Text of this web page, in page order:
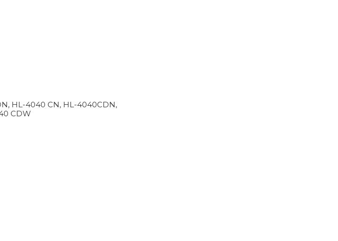
HL-4040 CN, HL-4040CDN,
CDW